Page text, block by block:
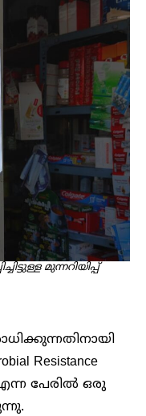
മുന്നറിയിപ്പ്
Resistance
എന്ന പേരിൽ ഒരു